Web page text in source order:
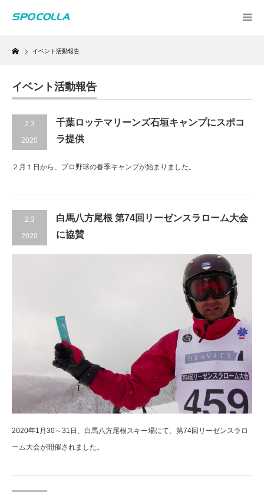
Home
イベント活動報告
イベント活動報告
2.3
2020
千葉ロッテマリーンズ石垣キャンプにスポコ
ラ提供
２月１日から、プロ野球の春季キャンプが始まりました。
2.3
2020
白馬八方尾根 第74回リーゼンスラローム大会
に協賛
2020年1月30～31日、白馬八方尾根スキー場にて、第74回リーゼンスラロ
ーム大会が開催されました。